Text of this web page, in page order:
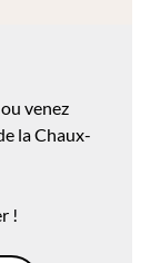
ou venez
la Chaux-
!